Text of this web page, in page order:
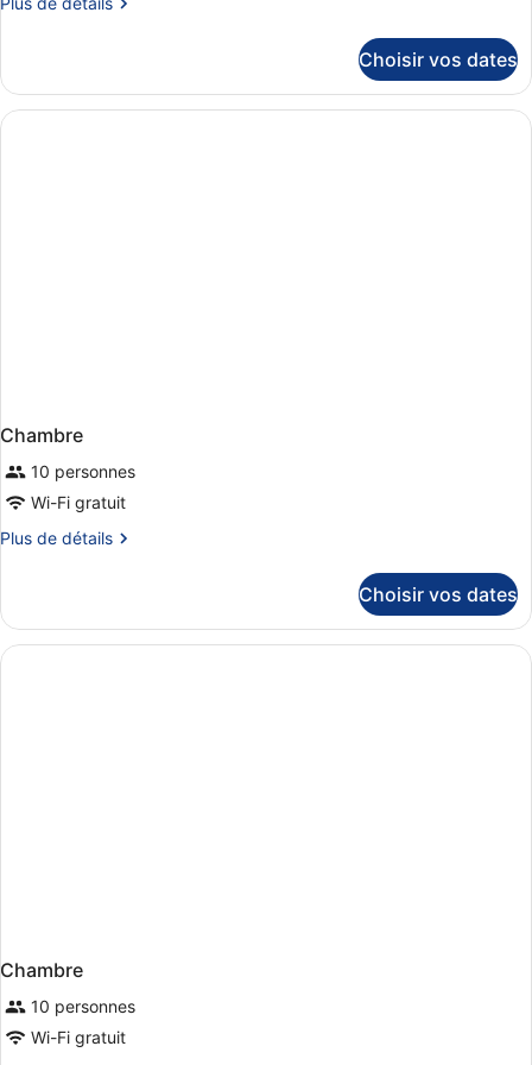
le
type
de
Choisir vos dates
Chambre
10 personnes
Wi-Fi gratuit
Plus de détails
Plus
le
type
de
Choisir vos dates
Chambre
10 personnes
Wi-Fi gratuit